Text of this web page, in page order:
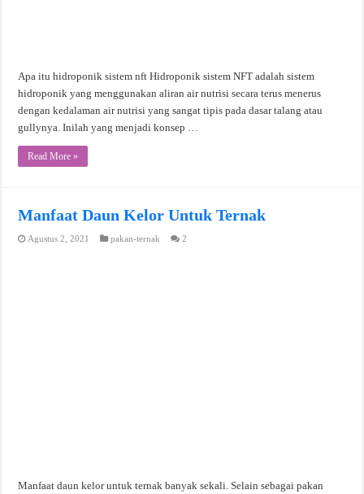
Apa itu hidroponik sistem nft Hidroponik sistem NFT adalah sistem
hidroponik yang menggunakan aliran air nutrisi secara terus menerus
dengan kedalaman air nutrisi yang sangat tipis pada dasar talang atau
gullynya. Inilah yang menjadi konsep …
Read More »
Manfaat Daun Kelor Untuk Ternak
Agustus 2, 2021 pakan-ternak 2
Manfaat daun kelor untuk ternak banyak sekali. Selain sebagai pakan